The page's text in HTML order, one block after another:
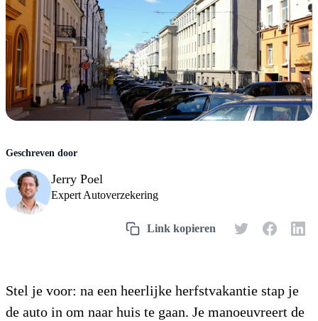
Jerry Poel
Expert Autoverzekering
Stel je voor: na een heerlijke herfstvakantie stap je
de auto in om naar huis te gaan. Je manoeuvreert de